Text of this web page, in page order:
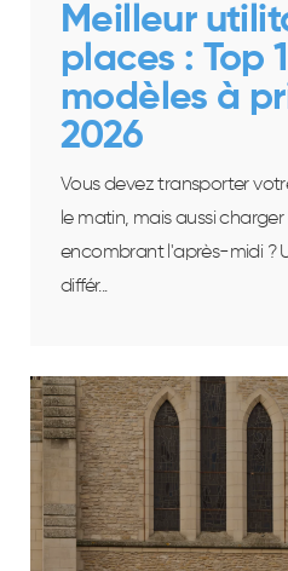
Meilleur
places : Top
modèles à
2026
Vous devez transporter
le matin, mais aussi
encombrant l'après-midi ?
différ...